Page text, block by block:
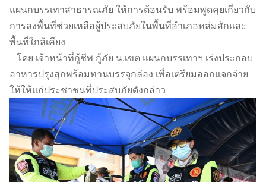
แผนกบรรเทาสาธารณภัย ให้การต้อนรับ พร้อมพูดคุยเกี่ยวกับ
การลงพื้นที่ช่วยเหลือผู้ประสบภัยในพื้นที่อำเภอหล่มสักและ
พื้นที่ใกล้เคียง
โดย เจ้าหน้าที่กู้ชีพ กู้ภัย น.เขต แผนกบรรเทาฯ เร่งประกอบ
อาหารปรุงสุกพร้อมทานบรรจุกล่อง เพื่อเตรียมออกแจกจ่าย
ให้ให้แก่ประชาชนที่ประสบภัยดังกล่าว